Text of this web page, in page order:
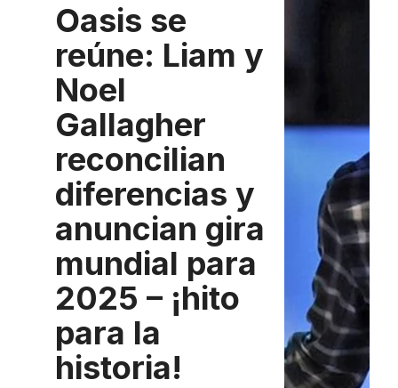
Oasis se
reúne: Liam y
Noel
Gallagher
reconcilian
diferencias y
anuncian gira
mundial para
2025 – ¡hito
para la
historia!